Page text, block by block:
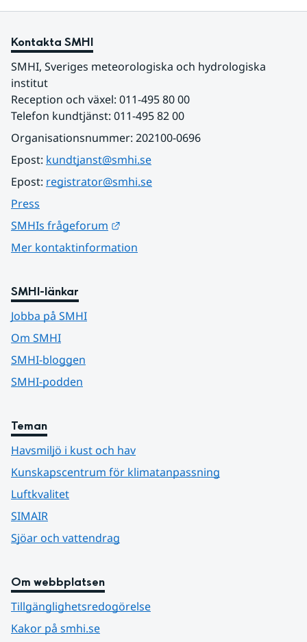
Kontakta SMHI
SMHI, Sveriges meteorologiska och hydrologiska
institut
Reception och växel: 011-495 80 00
Telefon kundtjänst: 011-495 82 00
Organisationsnummer: 202100-0696
Epost: kundtjanst@smhi.se
Epost: registrator@smhi.se
Press
SMHIs frågeforum
Mer kontaktinformation
SMHI-länkar
Jobba på SMHI
Om SMHI
SMHI-bloggen
SMHI-podden
Teman
Havsmiljö i kust och hav
Kunskapscentrum för klimatanpassning
Luftkvalitet
SIMAIR
Sjöar och vattendrag
Om webbplatsen
Tillgänglighetsredogörelse
Kakor på smhi.se